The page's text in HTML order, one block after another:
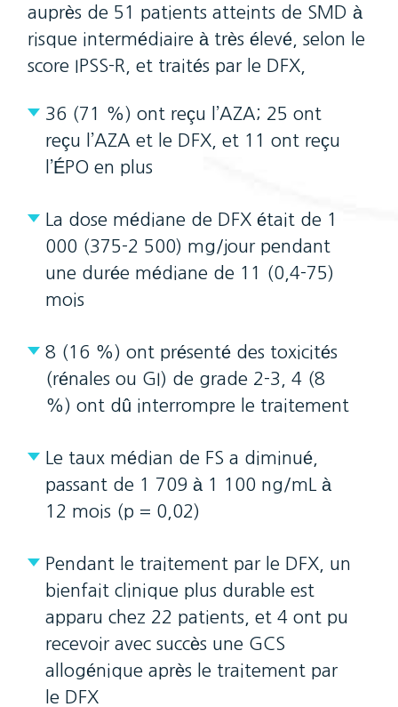
auprès de 51 patients atteints de SMD à
risque intermédiaire à très élevé, selon le
score IPSS-R, et traités par le DFX,
36 (71 %) ont reçu l’AZA; 25 ont
reçu l’AZA et le DFX, et 11 ont reçu
l’ÉPO en plus
La dose médiane de DFX était de 1
000 (375-2 500) mg/jour pendant
une durée médiane de 11 (0,4-75)
mois
8 (16 %) ont présenté des toxicités
(rénales ou GI) de grade 2-3, 4 (8
%) ont dû interrompre le traitement
Le taux médian de FS a diminué,
passant de 1 709 à 1 100 ng/mL à
12 mois (p = 0,02)
Pendant le traitement par le DFX, un
bienfait clinique plus durable est
apparu chez 22 patients, et 4 ont pu
recevoir avec succès une GCS
allogénique après le traitement par
le DFX